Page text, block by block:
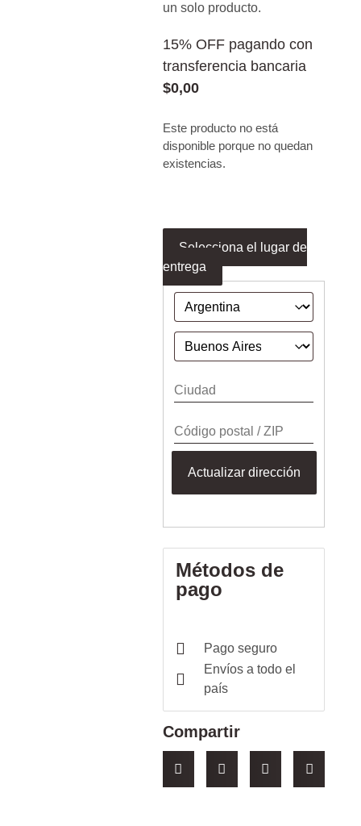
un solo producto.
15% OFF pagando con
transferencia bancaria
$0,00
Este producto no está
disponible porque no quedan
existencias.
Selecciona el lugar de
entrega
Actualizar dirección
Métodos de
pago
Pago seguro
Envíos a todo el
país
Compartir